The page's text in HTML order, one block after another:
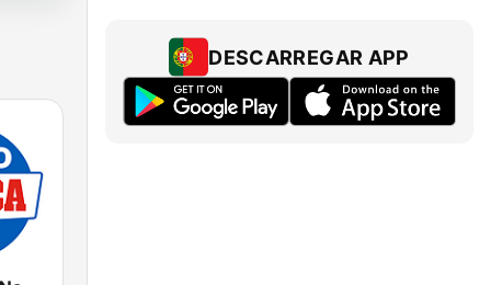
DESCARREGAR APP